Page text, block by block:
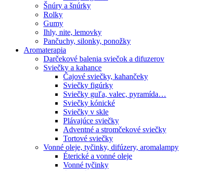
Šnúry a šnúrky
Rolky
Gumy
Ihly, nite, lemovky
Pančuchy, silonky, ponožky
Aromaterapia
Darčekové balenia sviečok a difuzerov
Sviečky a kahance
Čajové sviečky, kahančeky
Sviečky figúrky
Sviečky guľa, valec, pyramída…
Sviečky kónické
Sviečky v skle
Plávajúce sviečky
Adventné a stromčekové sviečky
Tortové sviečky
Vonné oleje, tyčinky, difúzery, aromalampy
Éterické a vonné oleje
Vonné tyčinky